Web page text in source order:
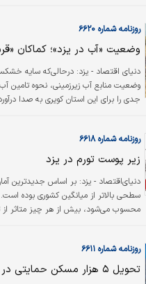
روزنامه شماره ۶۶۲۰
وضعیت «آب در یزد»؛ کماکان
دنیای‌ اقتصاد - یزد: درحالی‌که سایه
وضعیت منابع آب زیرزمینی، نحوه تامین
جدی را برای این استان کویری به صدا
روزنامه شماره ۶۶۱۸
زیر پوست تورم در یزد
دنیای‌اقتصاد - یزد: بر اساس جدیدترین
سطحی بالاتر از میانگین کشوری بوده
محسوب می‌شود، بیش از هر چیز متاثر از
روزنامه شماره ۶۶۱۱
تحویل ۵ هزار مسکن حمایتی در یزد